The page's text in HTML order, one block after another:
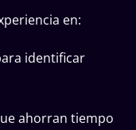
en:
identificar
ahorran tiempo